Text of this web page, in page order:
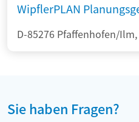
WipflerPLAN
D-85276 Pfaffenhofen/
Sie haben Fragen?